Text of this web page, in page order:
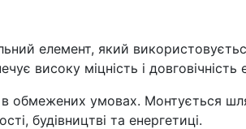
елемент, який
високу міцність і довговічність
в обмежених умовах. Монтується
будівництві та енергетиці.